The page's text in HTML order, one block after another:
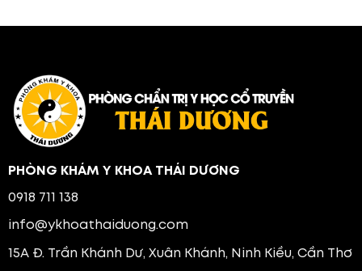
PHÒNG KHÁM Y KHOA THÁI DƯƠNG
0918 711 138
info@ykhoathaiduong.com
15A Đ. Trần Khánh Dư, Xuân Khánh, Ninh Kiều, Cần Thơ